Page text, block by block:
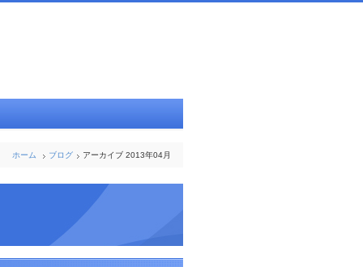
ホーム ブログ アーカイブ 2013年04月